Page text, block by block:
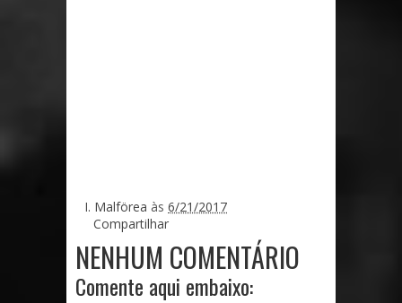
I. Malförea às 6/21/2017
Compartilhar
NENHUM COMENTÁRIO
Comente aqui embaixo: